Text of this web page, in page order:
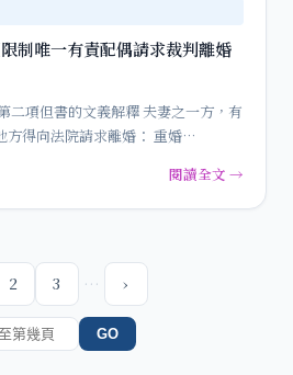
制唯一有責配偶請求裁判離婚
的文義解釋 夫妻之一方，有
下列十種情形之一者，他方得向法院請求離婚： 重婚…
閱讀全文 →
2 3 … ›
GO